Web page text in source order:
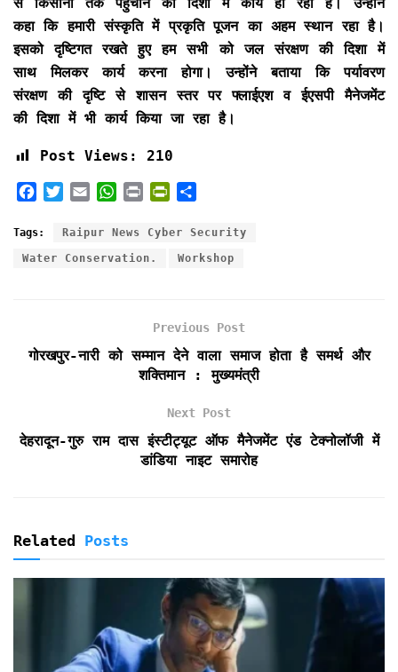
कहा कि हमारी संस्कृति में प्रकृति पूजन का अहम स्थान रहा है।
इसको दृष्टिगत रखते हुए हम सभी को जल संरक्षण की दिशा में
साथ मिलकर कार्य करना होगा। उन्होंने बताया कि पर्यावरण
संरक्षण की दृष्टि से शासन स्तर पर फ्लाईएश व ईएसपी मैनेजमेंट
की दिशा में भी कार्य किया जा रहा है।
Post Views: 210
c
e
i
t
a
a
t
i
i
n
i
e
n
l
a
r
Tags: Raipur News Cyber ​​Security
Water Conservation. Workshop
Previous Post
गोरखपुर-नारी को सम्मान देने वाला समाज होता है समर्थ और
शक्तिमान : मुख्यमंत्री
Next Post
देहरादून-गुरु राम दास इंस्टीट्यूट ऑफ मैनेजमेंट एंड टेक्नोलॉजी में
डांडिया नाइट समारोह
Related Posts